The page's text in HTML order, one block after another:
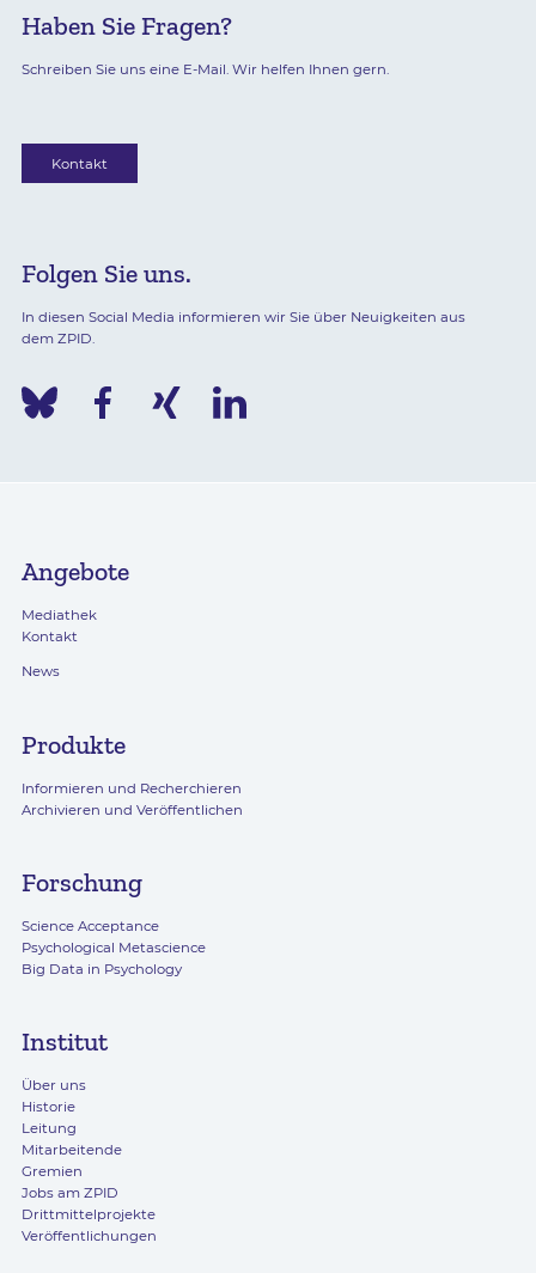
Haben Sie Fragen?
Schreiben Sie uns eine E-Mail. Wir helfen Ihnen gern.
Kontakt
Folgen Sie uns.
In diesen Social Media informieren wir Sie über Neuigkeiten aus
dem ZPID.
Angebote
Mediathek
Kontakt
News
Produkte
Informieren und Recherchieren
Archivieren und Veröffentlichen
Forschung
Science Acceptance
Psychological Metascience
Big Data in Psychology
Institut
Über uns
Historie
Leitung
Mitarbeitende
Gremien
Jobs am ZPID
Drittmittelprojekte
Veröffentlichungen